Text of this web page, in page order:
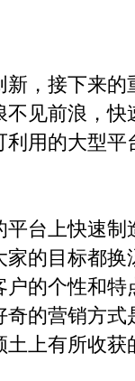
，接下来
见前浪，
用的大型
台上快速
家的目标都
的个性和
的营销方
上有所收